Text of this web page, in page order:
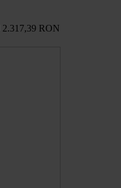
2.317,39 RON